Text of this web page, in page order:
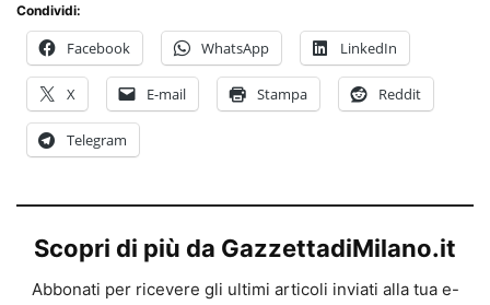
Condividi:
Facebook WhatsApp LinkedIn
X E-mail Stampa Reddit
Telegram
Scopri di più da GazzettadiMilano.it
Abbonati per ricevere gli ultimi articoli inviati alla tua e-